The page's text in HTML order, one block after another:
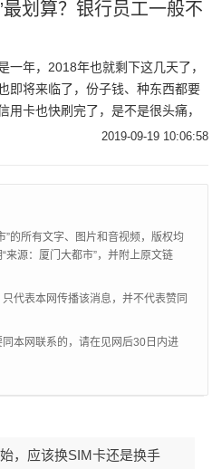
划算？银行员工一般不
一年，2018年也就剩下这几天了，
即将来临了，份子钱、种东西都要
用卡也快刷完了，是不是很头痛，
该怎么还信用卡比较好呢？众所周
2019-09-19 10:06:58
”的所有文字、图片和音视频，版权均
来源：厦门大都市”，并附上原文链
代表本网传播该消息，并不代表赞同
本网联系的，请在见网后30日内进
，应该换SIM卡还是换手